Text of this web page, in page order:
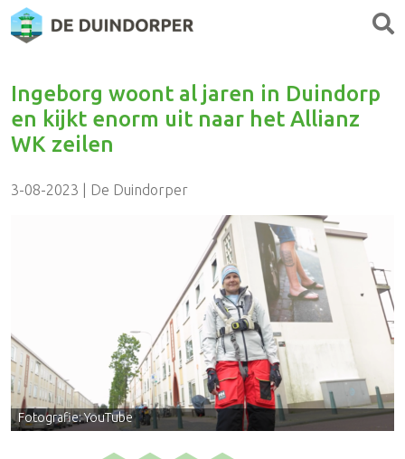
Ingeborg woont al jaren in Duindorp
en kijkt enorm uit naar het Allianz
WK zeilen
3-08-2023 | De Duindorper
Fotografie: YouTube